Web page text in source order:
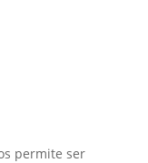
permite ser